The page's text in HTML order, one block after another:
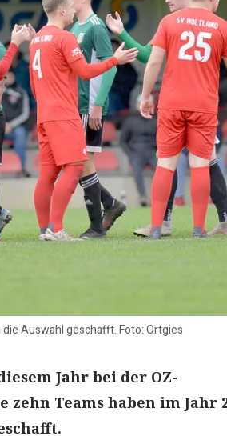
Auswahl geschafft. Foto: Ortgies
Jahr bei der OZ-
Teams haben im Jahr